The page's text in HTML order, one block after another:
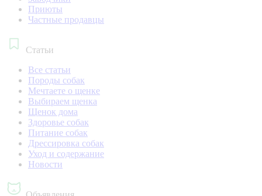
Приюты
Частные продавцы
Статьи
Все статьи
Породы собак
Мечтаете о щенке
Выбираем щенка
Щенок дома
Здоровье собак
Питание собак
Дрессировка собак
Уход и содержание
Новости